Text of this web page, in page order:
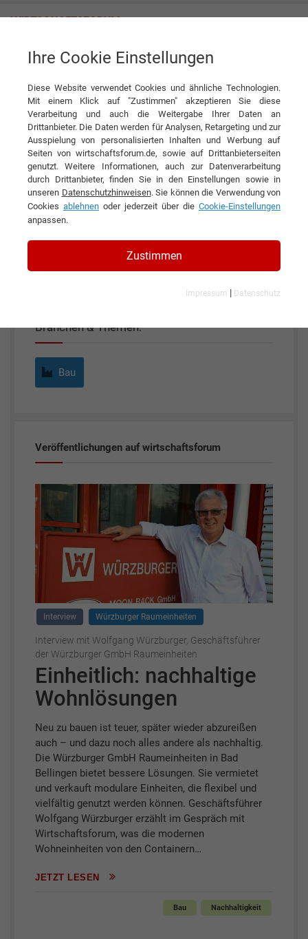
Würzburger GmbH Raumeinheiten
KONTAKT
Würzburger GmbH
Raumeinheiten
Branchen & Themen:
Bau
Veröffentlichungen auf wirtschaftsforum
Interview Würzburger Raumeinheiten
Interview mit Wolfgang Würzburger, Geschäftsführer
der Würzburger GmbH Raumeinheiten
Einheitlich: nachhaltige
Wohnlösungen
Neu zu bauen ist teuer, später wieder abzureißen
auch – und dazu noch alles andere als nachhaltig.
Die Würzburger GmbH Raumeinheiten in Bad
Bellingen bietet bessere Lösungen. Sie vermietet
und verkauft modulare Einheiten, die flexibel und
vielfältig genutzt werden können. Geschäftsführer
Wolfgang Würzburger erzählt im Gespräch mit
Wirtschaftsforum, was die modernen
Wohneinheiten von den Containern…
JETZT LESEN
Bau Nachhaltigkeit
Ihre Cookie Einstellungen
Diese Website verwendet Cookies und ähnliche Technologien.
Mit einem Klick auf "Zustimmen" akzeptieren Sie diese
Verarbeitung und auch die Weitergabe Ihrer Daten an
Drittanbieter. Die Daten werden für Analysen, Retargeting und zur
Ausspielung von personalisierten Inhalten und Werbung auf
Seiten von wirtschaftsforum.de, sowie auf Drittanbieterseiten
genutzt. Weitere Informationen, auch zur Datenverarbeitung
durch Drittanbieter, finden Sie in den Einstellungen sowie in
unseren Datenschutzhinweisen. Sie können die Verwendung von
Cookies ablehnen oder jederzeit über die Cookie-Einstellungen
anpassen.
Zustimmen
Impressum | Datenschutz